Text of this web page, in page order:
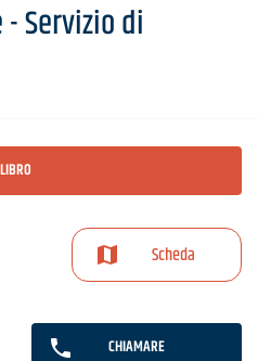
Servizio di
LIBRO
Scheda
CHIAMARE